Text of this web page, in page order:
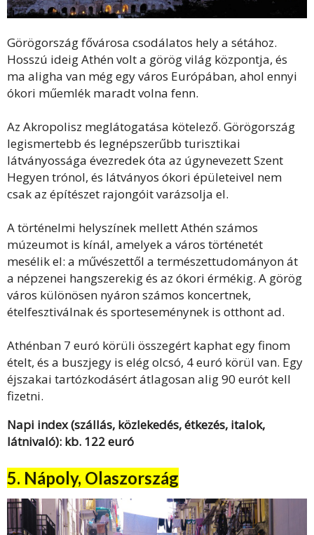
Görögország fővárosa csodálatos hely a sétához.
Hosszú ideig Athén volt a görög világ központja, és
ma aligha van még egy város Európában, ahol ennyi
ókori műemlék maradt volna fenn.
Az Akropolisz meglátogatása kötelező. Görögország
legismertebb és legnépszerűbb turisztikai
látványossága évezredek óta az úgynevezett Szent
Hegyen trónol, és látványos ókori épületeivel nem
csak az építészet rajongóit varázsolja el.
A történelmi helyszínek mellett Athén számos
múzeumot is kínál, amelyek a város történetét
mesélik el: a művészettől a természettudományon át
a népzenei hangszerekig és az ókori érmékig. A görög
város különösen nyáron számos koncertnek,
ételfesztiválnak és sporteseménynek is otthont ad.
Athénban 7 euró körüli összegért kaphat egy finom
ételt, és a buszjegy is elég olcsó, 4 euró körül van. Egy
éjszakai tartózkodásért átlagosan alig 90 eurót kell
fizetni.
Napi index (szállás, közlekedés, étkezés, italok,
látnivaló): kb. 122 euró
5. Nápoly, Olaszország